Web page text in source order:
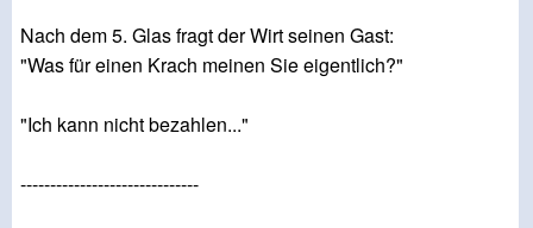
Nach dem 5. Glas fragt der Wirt seinen Gast:
"Was für einen Krach meinen Sie eigentlich?"
"Ich kann nicht bezahlen..."
------------------------------